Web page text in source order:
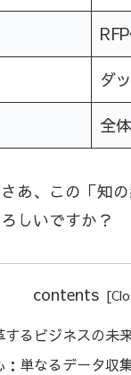
ダ
全
あ、この「知
しいですか？
contents
るビジネスの未
単なるデータ収